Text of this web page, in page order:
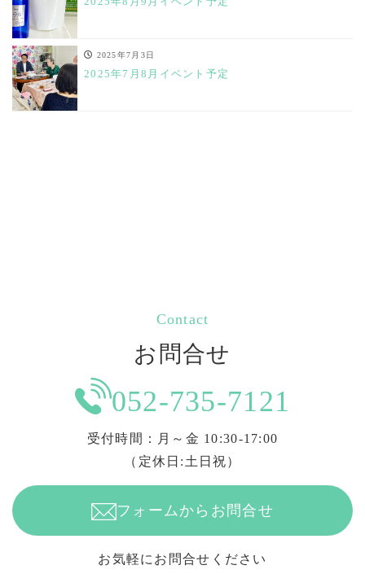
2025年7月3日
2025年7月8月イベント予定
Contact
お問合せ
フォームからお問合せ
お気軽にお問合せください
052-735-7121
受付時間：月～金 10:30-17:00
（定休日:土日祝）